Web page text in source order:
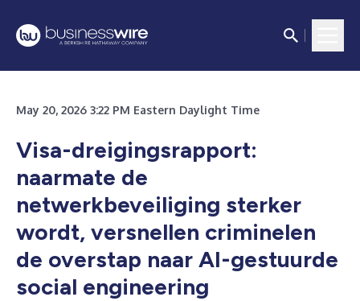
May 20, 2026 3:22 PM Eastern Daylight Time
Visa-dreigingsrapport:
naarmate de
netwerkbeveiliging sterker
wordt, versnellen criminelen
de overstap naar AI-gestuurde
social engineering